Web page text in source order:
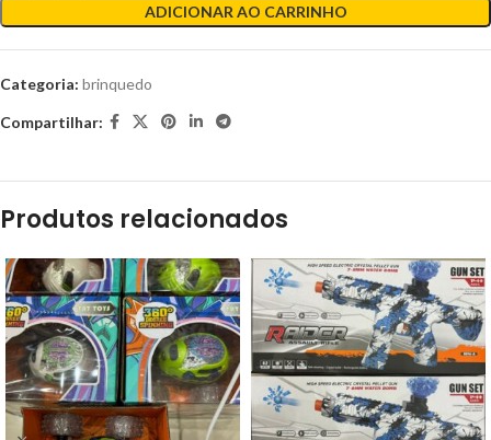
ADICIONAR AO CARRINHO
Categoria: brinquedo
Compartilhar:
Produtos relacionados